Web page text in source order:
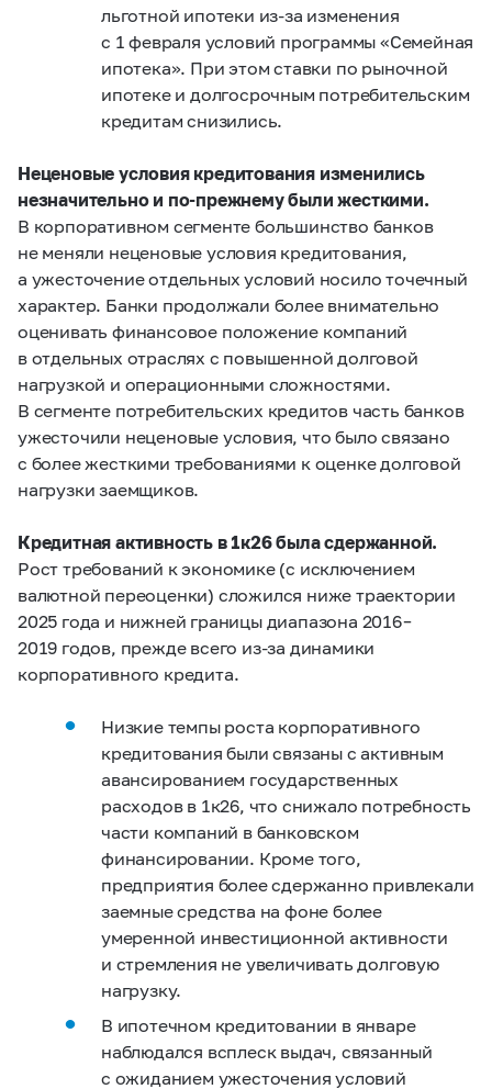
льготной ипотеки из‑за изменения
с 1 февраля условий программы «Семейная
ипотека». При этом ставки по рыночной
ипотеке и долгосрочным потребительским
кредитам снизились.
Неценовые условия кредитования изменились
незначительно и по‑прежнему были жесткими.
В корпоративном сегменте большинство банков
не меняли неценовые условия кредитования,
а ужесточение отдельных условий носило точечный
характер. Банки продолжали более внимательно
оценивать финансовое положение компаний
в отдельных отраслях с повышенной долговой
нагрузкой и операционными сложностями.
В сегменте потребительских кредитов часть банков
ужесточили неценовые условия, что было связано
с более жесткими требованиями к оценке долговой
нагрузки заемщиков.
Кредитная активность в 1к26 была сдержанной.
Рост требований к экономике (с исключением
валютной переоценки) сложился ниже траектории
2025 года и нижней границы диапазона 2016 –
2019 годов, прежде всего из‑за динамики
корпоративного кредита.
Низкие темпы роста корпоративного
кредитования были связаны с активным
авансированием государственных
расходов в 1к26, что снижало потребность
части компаний в банковском
финансировании. Кроме того,
предприятия более сдержанно привлекали
заемные средства на фоне более
умеренной инвестиционной активности
и стремления не увеличивать долговую
нагрузку.
В ипотечном кредитовании в январе
наблюдался всплеск выдач, связанный
с ожиданием ужесточения условий